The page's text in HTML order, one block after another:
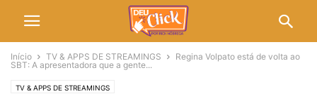
Início TV & APPS DE STREAMINGS
Regina Volpato está de volta ao
SBT: A apresentadora que a gente...
TV & APPS DE STREAMINGS